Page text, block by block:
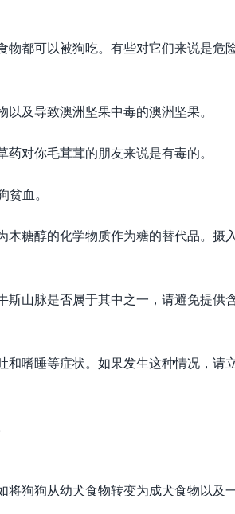
物都可以被狗吃。有些对它们来说是危
及导致澳洲坚果中毒的澳洲坚果。
对你毛茸茸的朋友来说是有毒的。
血。
糖醇的化学物质作为糖的替代品。摄
斯山脉是否属于其中之一，请避免提供
嗜睡等症状。如果发生这种情况，请
狗狗从幼犬食物转变为成犬食物以及